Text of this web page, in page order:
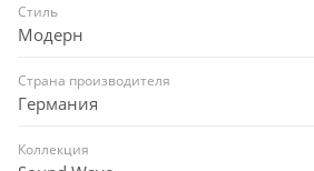
Стиль
Модерн
Страна производителя
Германия
Коллекция